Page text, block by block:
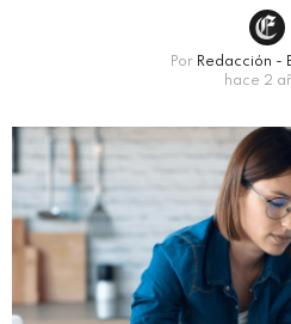
Por Redacción -
hace 2